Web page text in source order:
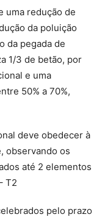
uma redução de
da poluição
da pegada de
1/3 de betão, por
e uma
50% a 70%,
deve obedecer à
observando os
até 2 elementos
T2
pelo prazo